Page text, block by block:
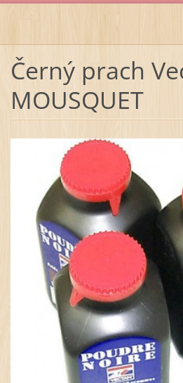
Černý prach
MOUSQUET